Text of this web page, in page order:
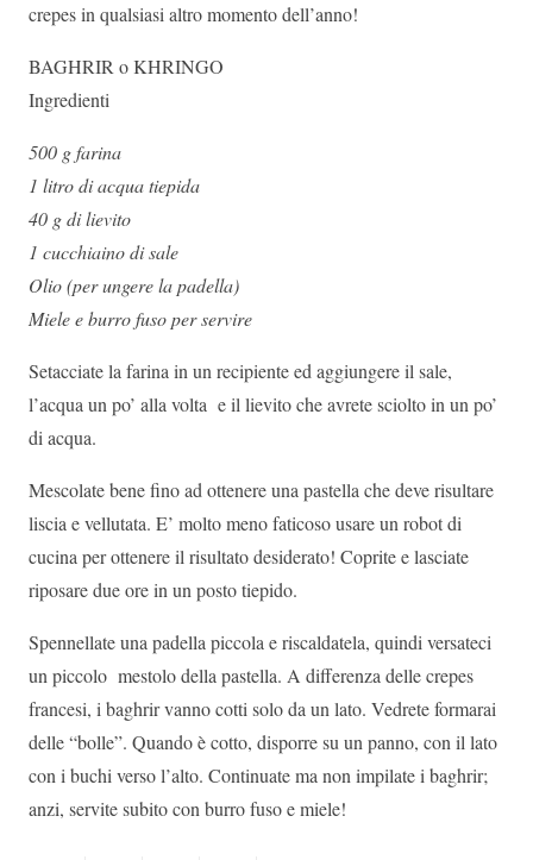
crepes in qualsiasi altro momento dell’anno!
BAGHRIR o KHRINGO
Ingredienti
500 g farina
1 litro di acqua tiepida
40 g di lievito
1 cucchiaino di sale
Olio (per ungere la padella)
Miele e burro fuso per servire
Setacciate la farina in un recipiente ed aggiungere il sale,
l’acqua un po’ alla volta e il lievito che avrete sciolto in un po’
di acqua.
Mescolate bene fino ad ottenere una pastella che deve risultare
liscia e vellutata. E’ molto meno faticoso usare un robot di
cucina per ottenere il risultato desiderato! Coprite e lasciate
riposare due ore in un posto tiepido.
Spennellate una padella piccola e riscaldatela, quindi versateci
un piccolo mestolo della pastella. A differenza delle crepes
francesi, i baghrir vanno cotti solo da un lato. Vedrete formarai
delle “bolle”. Quando è cotto, disporre su un panno, con il lato
con i buchi verso l’alto. Continuate ma non impilate i baghrir;
anzi, servite subito con burro fuso e miele!